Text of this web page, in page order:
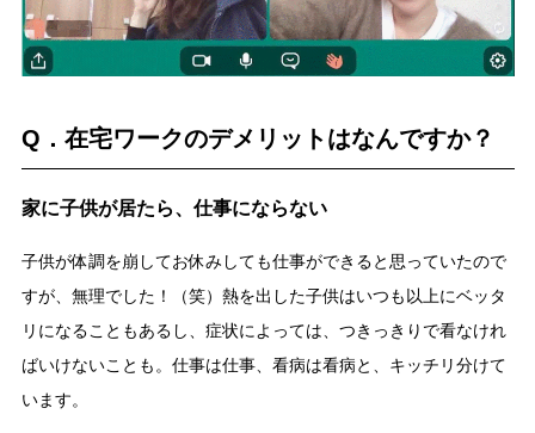
Q．在宅ワークのデメリットはなんですか？
家に子供が居たら、仕事にならない
子供が体調を崩してお休みしても仕事ができると思っていたので
すが、無理でした！（笑）熱を出した子供はいつも以上にベッタ
リになることもあるし、症状によっては、つきっきりで看なけれ
ばいけないことも。仕事は仕事、看病は看病と、キッチリ分けて
います。